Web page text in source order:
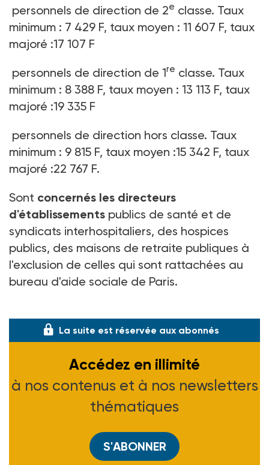
personnels de direction de 2e classe. Taux
minimum : 7 429 F, taux moyen : 11 607 F, taux
majoré :17 107 F
personnels de direction de 1re classe. Taux
minimum : 8 388 F, taux moyen : 13 113 F, taux
majoré :19 335 F
personnels de direction hors classe. Taux
minimum : 9 815 F, taux moyen :15 342 F, taux
majoré :22 767 F.
Sont concernés les directeurs
d'établissements publics de santé et de
syndicats interhospitaliers, des hospices
publics, des maisons de retraite publiques à
l'exclusion de celles qui sont rattachées au
bureau d'aide sociale de Paris.
La suite est réservée aux abonnés
Accédez en illimité
à nos contenus et à nos newsletters
thématiques
S'ABONNER